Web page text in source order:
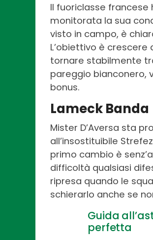
Il fuoriclasse
monitorata la sua
visto in campo, è
L’obiettivo è
tornare stabilmente
pareggio bianconero,
bonus.
Lameck Banda
Mister D’Aversa sta
all’insostituibile
primo cambio è
difficoltà qualsiasi
ripresa quando le
schierarlo anche se
Guida
perfetta